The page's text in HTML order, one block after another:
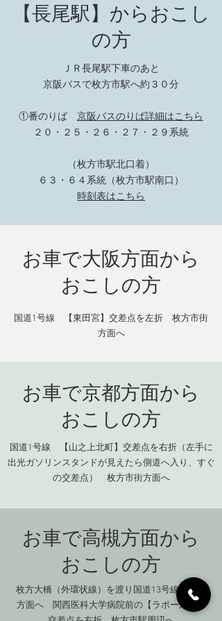
【長尾駅】からおこし
の方
ＪＲ長尾駅下車のあと
京阪バスで枚方市駅へ約３０分
①番のりば 京阪バスのりば詳細はこちら
２０・２５・２６・２７・２９系統
（枚方市駅北口着）
６３・６４系統（枚方市駅南口）
時刻表はこちら
お車で大阪方面から
​おこしの方
国道1号線 【東田宮】交差点を左折 枚方市街
方面へ
お車で京都方面から
​おこしの方
国道1号線 【山之上北町】交差点を右折（左手に
出光ガソリンスタンドが見えたら側道へ入り、すぐ
の交差点） 枚方市街方面へ
お車で高槻方面から
​おこしの方
枚方大橋（外環状線）を渡り国道13号線を京都
方面へ 関西医科大学病院前の【ラポール南】